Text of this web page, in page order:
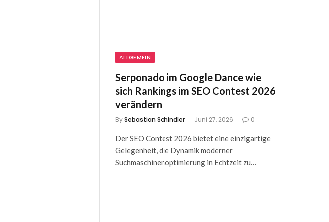
ALLGEMEIN
Serponado im Google Dance wie
sich Rankings im SEO Contest 2026
verändern
BySebastian Schindler Juni 27, 2026 0
Der SEO Contest 2026 bietet eine einzigartige
Gelegenheit, die Dynamik moderner
Suchmaschinenoptimierung in Echtzeit zu…